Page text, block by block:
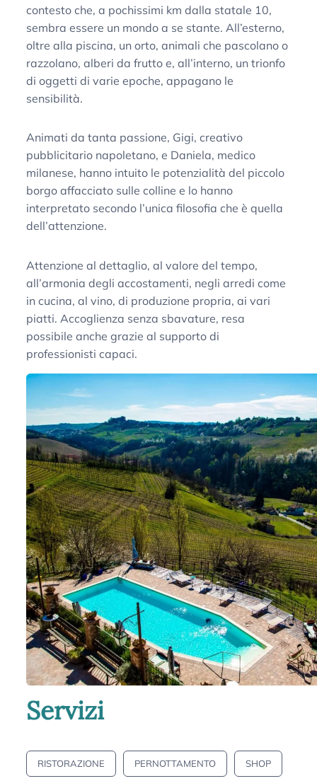
contesto che, a pochissimi km dalla statale 10,
sembra essere un mondo a se stante. All’esterno,
oltre alla piscina, un orto, animali che pascolano o
razzolano, alberi da frutto e, all’interno, un trionfo
di oggetti di varie epoche, appagano le
sensibilità.
Animati da tanta passione, Gigi, creativo
pubblicitario napoletano, e Daniela, medico
milanese, hanno intuito le potenzialità del piccolo
borgo affacciato sulle colline e lo hanno
interpretato secondo l’unica filosofia che è quella
dell’attenzione.
Attenzione al dettaglio, al valore del tempo,
all’armonia degli accostamenti, negli arredi come
in cucina, al vino, di produzione propria, ai vari
piatti. Accoglienza senza sbavature, resa
possibile anche grazie al supporto di
professionisti capaci.
Servizi
RISTORAZIONE PERNOTTAMENTO SHOP